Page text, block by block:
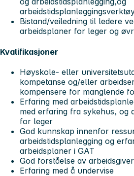
Bistand/veiledning til ledere
arbeidsplaner for leger og
Kvalifikasjoner
Høyskole- eller
kompetanse og/eller
kompensere for manglende
Erfaring med
med erfaring fra sykehus, og
for leger
God kunnskap innenfor
arbeidstidsplanlegging og
arbeidsplaner i GAT
God forståelse av
Erfaring med å undervise